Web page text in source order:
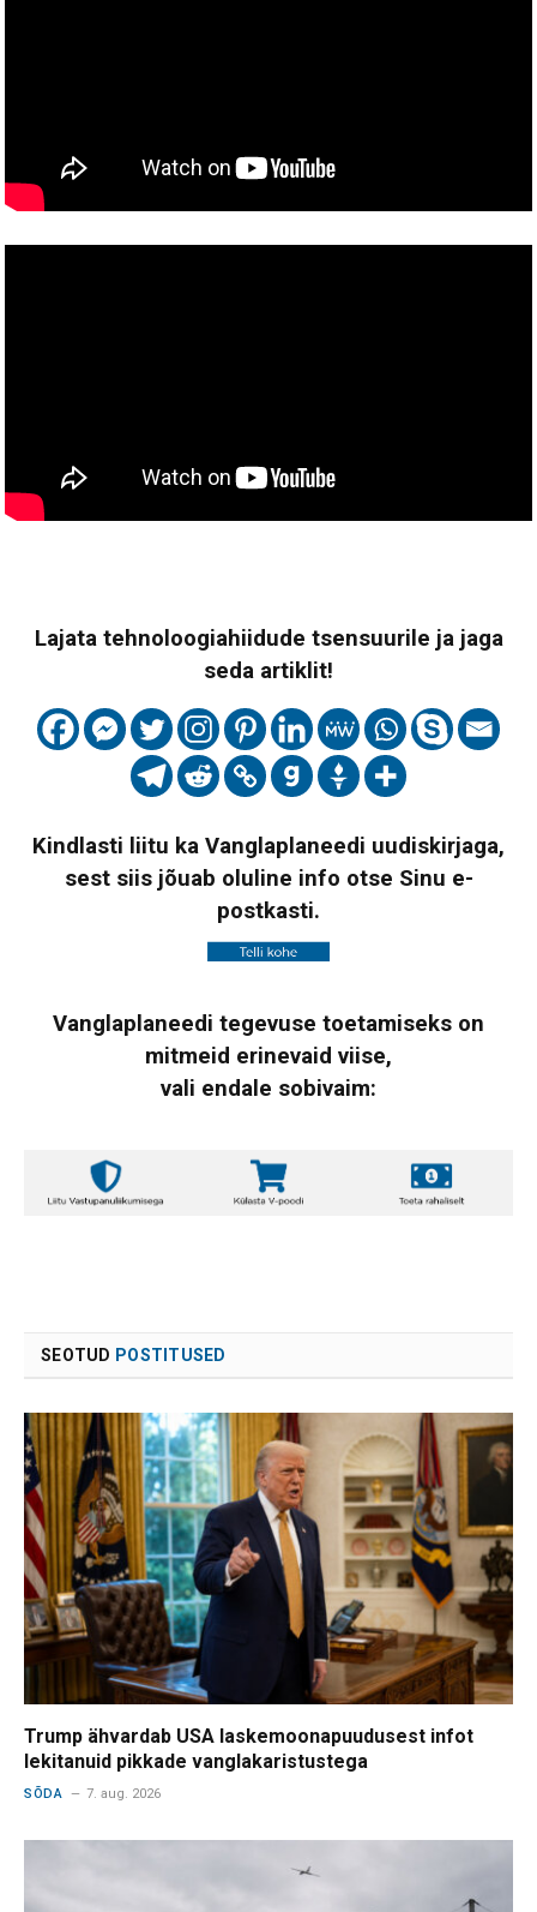
Lajata tehnoloogiahiidude tsensuurile ja jaga
seda artiklit!
Kindlasti liitu ka Vanglaplaneedi uudiskirjaga,
sest siis jõuab oluline info otse Sinu e-
postkasti.
Vanglaplaneedi tegevuse toetamiseks on
mitmeid erinevaid viise,
vali endale sobivaim:
SEOTUD POSTITUSED
Trump ähvardab USA laskemoonapuudusest infot
lekitanuid pikkade vanglakaristustega
SÕDA 7. aug. 2026